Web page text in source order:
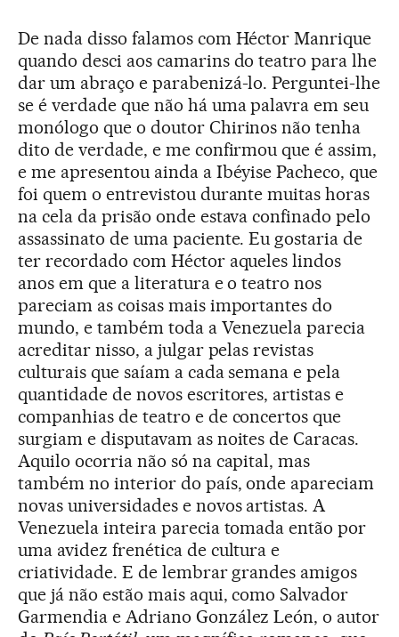
De nada disso falamos com Héctor Manrique
quando desci aos camarins do teatro para lhe
dar um abraço e parabenizá-lo. Perguntei-lhe
se é verdade que não há uma palavra em seu
monólogo que o doutor Chirinos não tenha
dito de verdade, e me confirmou que é assim,
e me apresentou ainda a Ibéyise Pacheco, que
foi quem o entrevistou durante muitas horas
na cela da prisão onde estava confinado pelo
assassinato de uma paciente. Eu gostaria de
ter recordado com Héctor aqueles lindos
anos em que a literatura e o teatro nos
pareciam as coisas mais importantes do
mundo, e também toda a Venezuela parecia
acreditar nisso, a julgar pelas revistas
culturais que saíam a cada semana e pela
quantidade de novos escritores, artistas e
companhias de teatro e de concertos que
surgiam e disputavam as noites de Caracas.
Aquilo ocorria não só na capital, mas
também no interior do país, onde apareciam
novas universidades e novos artistas. A
Venezuela inteira parecia tomada então por
uma avidez frenética de cultura e
criatividade. E de lembrar grandes amigos
que já não estão mais aqui, como Salvador
Garmendia e Adriano González León, o autor